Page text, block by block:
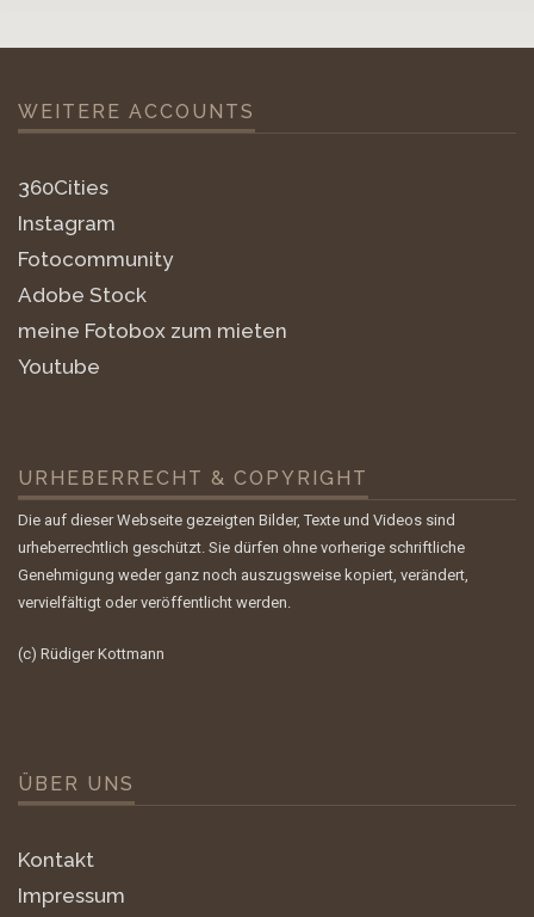
WEITERE ACCOUNTS
360Cities
Instagram
Fotocommunity
Adobe Stock
meine Fotobox zum mieten
Youtube
URHEBERRECHT & COPYRIGHT
Die auf dieser Webseite gezeigten Bilder, Texte und Videos sind
urheberrechtlich geschützt. Sie dürfen ohne vorherige schriftliche
Genehmigung weder ganz noch auszugsweise kopiert, verändert,
vervielfältigt oder veröffentlicht werden.
(c) Rüdiger Kottmann
ÜBER UNS
Kontakt
Impressum